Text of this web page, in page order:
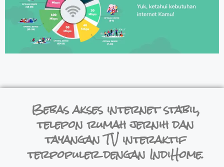
Bebas akses internet stabil,
telepon rumah jernih dan
tayangan TV interaktif
terpopuler dengan IndiHome.